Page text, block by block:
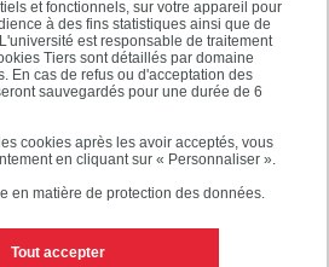
et fonctionnels, sur votre appareil pour
à des fins statistiques ainsi que de
est responsable de traitement
Tiers sont détaillés par domaine
En cas de refus ou d'acceptation des
sauvegardés pour une durée de 6
cookies après les avoir acceptés, vous
en cliquant sur « Personnaliser ».
en matière de protection des données.
Tout accepter